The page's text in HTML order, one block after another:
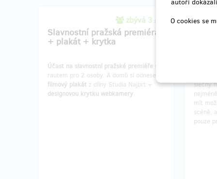
autoři
O cookies se
zbývá 3 z 24
Slavnostní pražská premiéra
+ plakát + krytka
Účast na slavnostní pražské premiéře s
rautem pro 2 osoby. A domů si odnesete
filmový plakát z dílny Studia Najbrt +
designovou krytku webkamery.
slečny
nejméně
mít
scéně,
pouze